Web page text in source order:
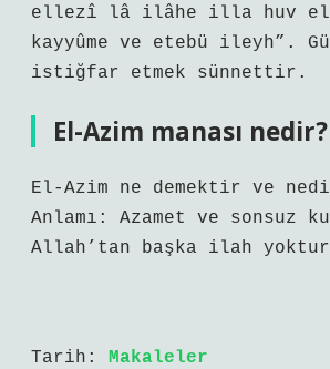
ellezî lâ ilâhe illa huv
kayyûme ve etebü ileyh”.
istiğfar etmek sünnettir.
El-Azim manası nedir?
El-Azim ne demektir ve
Anlamı: Azamet ve sonsuz
Allah’tan başka ilah
Tarih: Makaleler